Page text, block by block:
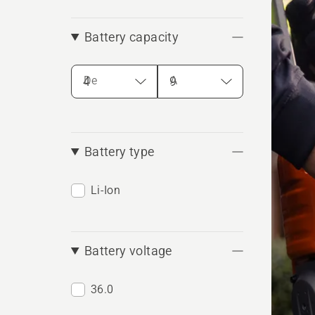
Battery capacity
De A
Battery type
Li-Ion
Battery voltage
36.0